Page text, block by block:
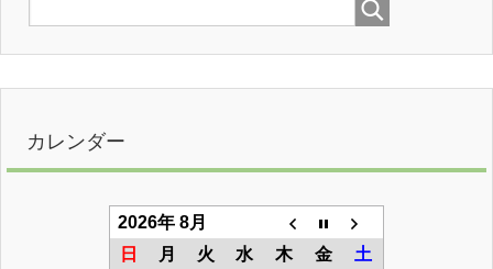
カレンダー
2026年 8月
日
月 火 水 木 金
土